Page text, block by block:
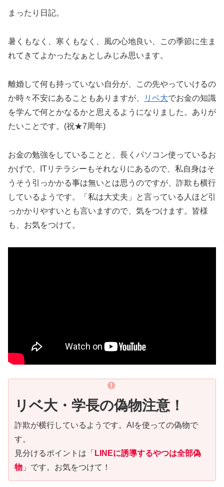
まったり日記。
暑くもなく、寒くもなく、風の心地良い、この季節に生ま
れてきてよかったなぁとしみじみ思います。
離婚して何も持っていない自分が、この先やっていけるの
か時々不安にあることもありますが、
リベ大でお金の知識
を学んで何とかなるかと思えるようになりました。ありが
たいことです。(祝★7周年)
お金の勉強をしていることと、長くパソコン使っているお
かげで、ITリテラシーもそれなりにあるので、私自身はそ
うそう引っかかる事は無いとは思うのですが、詐欺も横行
しているようです。「私は大丈夫」と言っている人ほど引
っかかりやすいとも言いますので、気をつけます。皆様
も、お気をつけて。
リベ大・学長の偽物注意！
詐欺が横行しているようです。AIを使っての偽物で
す。
見分けるポイントは「 LINEに誘導するやつは全部偽
物 」です。お気をつけて！